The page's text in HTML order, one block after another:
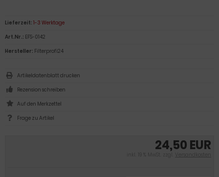
24,50 EUR
inkl. 19 % MwSt. zzgl. Versandkosten
Lieferzeit: 1-3 Werktage
Art.Nr.: EFS-0142
Hersteller: Filterprofi24
Artikeldatenblatt drucken
Rezension schreiben
Frage zu Artikel